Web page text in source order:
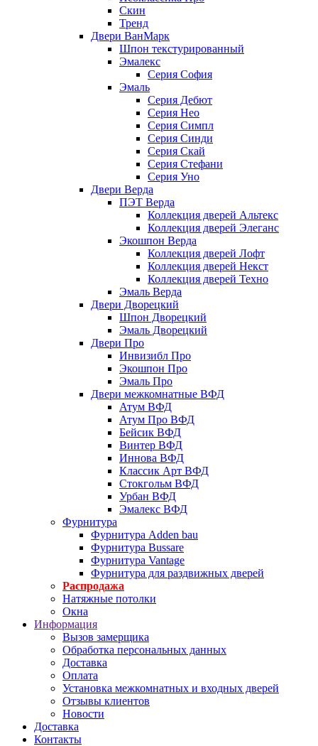
Скин
Тренд
Двери ВанМарк
Шпон текстурированный
Эмалекс
Серия София
Эмаль
Серия Дебют
Серия Нео
Серия Симпл
Серия Синди
Серия Скай
Серия Стефани
Серия Уно
Двери Верда
ПЭТ Верда
Коллекция дверей Альтекс
Коллекция дверей Элеганс
Экошпон Верда
Коллекция дверей Лофт
Коллекция дверей Некст
Коллекция дверей Техно
Эмаль Верда
Двери Дворецкий
Шпон Дворецкий
Эмаль Дворецкий
Двери Про
Инвизибл Про
Экошпон Про
Эмаль Про
Двери межкомнатные ВФД
Атум ВФД
Атум Про ВФД
Бейсик ВФД
Винтер ВФД
Иннова ВФД
Классик Арт ВФД
Стокгольм ВФД
Урбан ВФД
Эмалекс ВФД
Фурнитура
Фурнитура Adden bau
Фурнитура Bussare
Фурнитура Vantage
Фурнитура для раздвижных дверей
Распродажа
Натяжные потолки
Окна
Информация
Вызов замерщика
Обработка персональных данных
Доставка
Оплата
Установка межкомнатных и входных дверей
Отзывы клиентов
Новости
Доставка
Контакты